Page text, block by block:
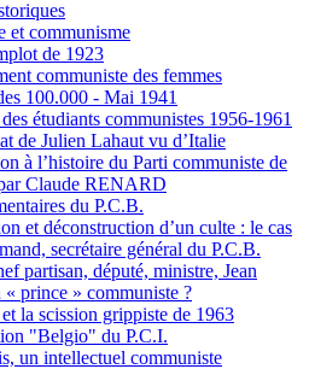
et communisme
de 1923
communiste des femmes
100.000 - Mai 1941
étudiants communistes 1956-1961
de Julien Lahaut vu d’Italie
à l’histoire du Parti communiste de
Claude RENARD
du P.C.B.
et déconstruction d’un culte : le cas
secrétaire général du P.C.B.
partisan, député, ministre, Jean
prince » communiste ?
la scission grippiste de 1963
"Belgio" du P.C.I.
un intellectuel communiste